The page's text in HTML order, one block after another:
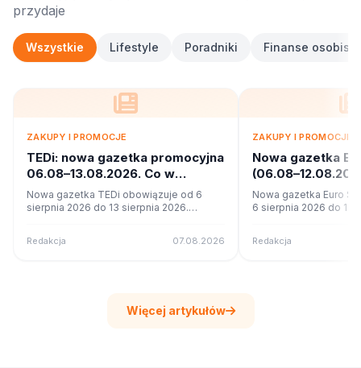
przydaje
Wszystkie Lifestyle Poradniki Finanse osobiste
ZAKUPY I PROMOCJE
TEDi: nowa gazetka promocyjna
06.08–13.08.2026. Co w
ofercie?
Nowa gazetka TEDi obowiązuje od 6
sierpnia 2026 do 13 sierpnia 2026.
Redakcja 07.08.2026
ZAKUPY I PROMOCJE
Nowa gazetka
promocje
Nowa gazetka Euro
6 sierpnia 2026 do 12
Redakcja
Więcej artykułów